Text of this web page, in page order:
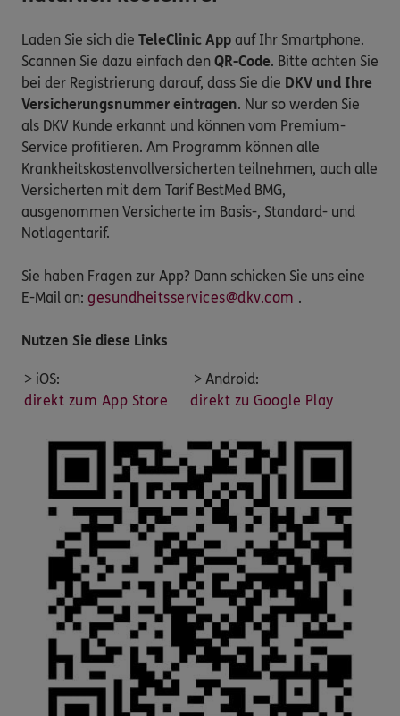
Laden Sie sich die TeleClinic App auf Ihr Smartphone.
Scannen Sie dazu einfach den QR-Code. Bitte achten Sie
bei der Registrierung darauf, dass Sie die DKV und Ihre
Versicherungsnummer eintragen. Nur so werden Sie
als DKV Kunde erkannt und können vom Premium-
Service profitieren. Am Programm können alle
Krankheitskostenvollversicherten teilnehmen, auch alle
Versicherten mit dem Tarif BestMed BMG,
ausgenommen Versicherte im Basis-, Standard- und
Notlagentarif.
Sie haben Fragen zur App? Dann schicken Sie uns eine
E-Mail an: gesundheitsservices@dkv.com .
Nutzen Sie diese Links
> iOS:
direkt zum App Store
> Android:
direkt zu Google Play